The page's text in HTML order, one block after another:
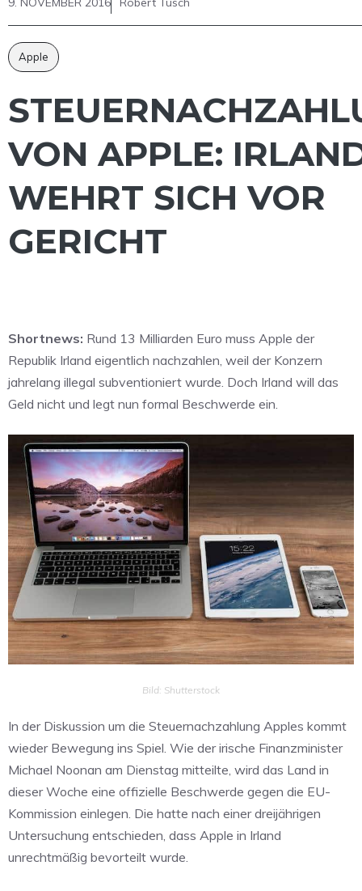
Apple
VON APPLE:
WEHRT SICH VOR
GERICHT
Shortnews: Rund 13 Milliarden Euro muss Apple der
Republik Irland eigentlich nachzahlen, weil der Konzern
jahrelang illegal subventioniert wurde. Doch Irland will das
Geld nicht und legt nun formal Beschwerde ein.
Bild: Shutterstock
In der Diskussion um die Steuernachzahlung Apples kommt
wieder Bewegung ins Spiel. Wie der irische Finanzminister
Michael Noonan am Dienstag mitteilte, wird das Land in
dieser Woche eine offizielle Beschwerde gegen die EU-
Kommission einlegen. Die hatte nach einer dreijährigen
Untersuchung entschieden, dass Apple in Irland
unrechtmäßig bevorteilt wurde.